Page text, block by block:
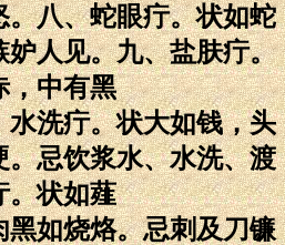
。八、蛇眼疔。状如蛇
妒人见。九、盐肤疔。
，中有黑
水洗疔。状大如钱，头
。忌饮浆水、水洗、渡
。状如薤
黑如烧烙。忌刺及刀镰